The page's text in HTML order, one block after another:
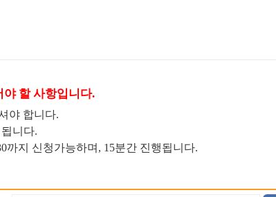
할 사항입니다.
야 합니다.
니다.
까지 신청가능하며, 15분간 진행됩니다.